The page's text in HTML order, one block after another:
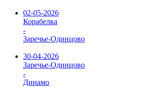
02-05-2026
Корабелка
-
Заречье-Одинцово
30-04-2026
Заречье-Одинцово
-
Динамо